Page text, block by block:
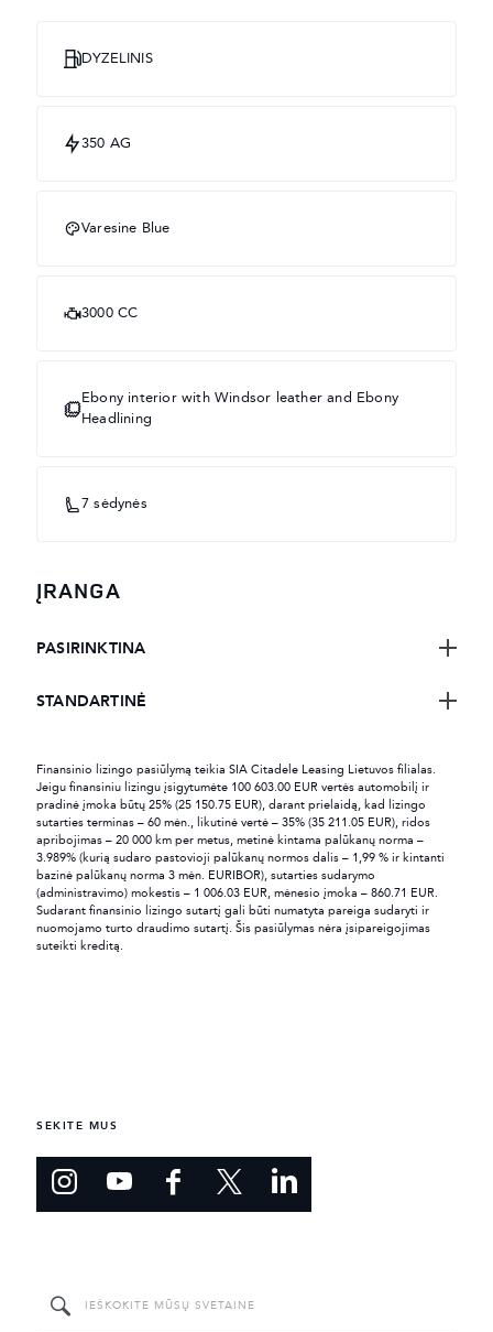
DYZELINIS
350 AG
Varesine Blue
3000 CC
Ebony interior with Windsor leather and Ebony
Headlining
7 sėdynės
ĮRANGA
PASIRINKTINA
STANDARTINĖ
Finansinio lizingo pasiūlymą teikia SIA Citadele Leasing Lietuvos filialas.
Jeigu finansiniu lizingu įsigytumėte 100 603.00 EUR vertės automobilį ir
pradinė įmoka būtų 25% (25 150.75 EUR), darant prielaidą, kad lizingo
sutarties terminas – 60 mėn., likutinė vertė – 35% (35 211.05 EUR), ridos
apribojimas – 20 000 km per metus, metinė kintama palūkanų norma –
3.989% (kurią sudaro pastovioji palūkanų normos dalis – 1,99 % ir kintanti
bazinė palūkanų norma 3 mėn. EURIBOR), sutarties sudarymo
(administravimo) mokestis – 1 006.03 EUR, mėnesio įmoka – 860.71 EUR.
Sudarant finansinio lizingo sutartį gali būti numatyta pareiga sudaryti ir
nuomojamo turto draudimo sutartį. Šis pasiūlymas nėra įsipareigojimas
suteikti kreditą.
SEKITE MUS